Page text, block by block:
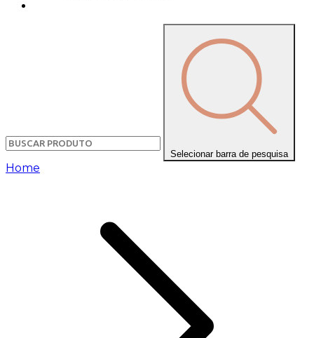
Selecionar barra de pesquisa
Home